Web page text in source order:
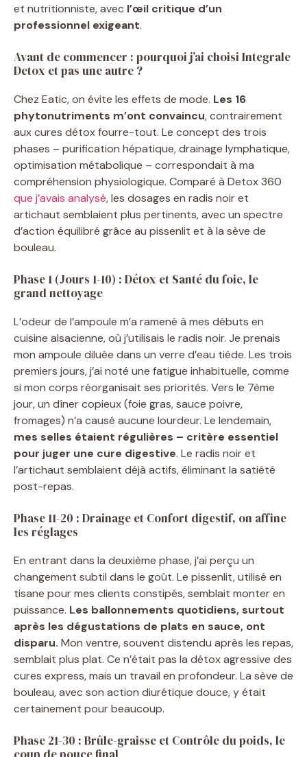
et nutritionniste, avec l’œil critique d’un
professionnel exigeant.
Avant de commencer : pourquoi j’ai choisi Integrale
Detox et pas une autre ?
Chez Eatic, on évite les effets de mode. Les 16
phytonutriments m’ont convaincu, contrairement
aux cures détox fourre-tout. Le concept des trois
phases – purification hépatique, drainage lymphatique,
optimisation métabolique – correspondait à ma
compréhension physiologique. Comparé à Detox 360
que j’avais analysé, les dosages en radis noir et
artichaut semblaient plus pertinents, avec un spectre
d’action équilibré grâce au pissenlit et à la sève de
bouleau.
Phase 1 (Jours 1-10) : Détox et Santé du foie, le
grand nettoyage
L’odeur de l’ampoule m’a ramené à mes débuts en
cuisine alsacienne, où j’utilisais le radis noir. Je prenais
mon ampoule diluée dans un verre d’eau tiède. Les trois
premiers jours, j’ai noté une fatigue inhabituelle, comme
si mon corps réorganisait ses priorités. Vers le 7ème
jour, un dîner copieux (foie gras, sauce poivre,
fromages) n’a causé aucune lourdeur. Le lendemain,
mes selles étaient régulières – critère essentiel
pour juger une cure digestive. Le radis noir et
l’artichaut semblaient déjà actifs, éliminant la satiété
post-repas.
Phase 11-20 : Drainage et Confort digestif, on affine
les réglages
En entrant dans la deuxième phase, j’ai perçu un
changement subtil dans le goût. Le pissenlit, utilisé en
tisane pour mes clients constipés, semblait monter en
puissance. Les ballonnements quotidiens, surtout
après les dégustations de plats en sauce, ont
disparu. Mon ventre, souvent distendu après les repas,
semblait plus plat. Ce n’était pas la détox agressive des
cures express, mais un travail en profondeur. La sève de
bouleau, avec son action diurétique douce, y était
certainement pour beaucoup.
Phase 21-30 : Brûle-graisse et Contrôle du poids, le